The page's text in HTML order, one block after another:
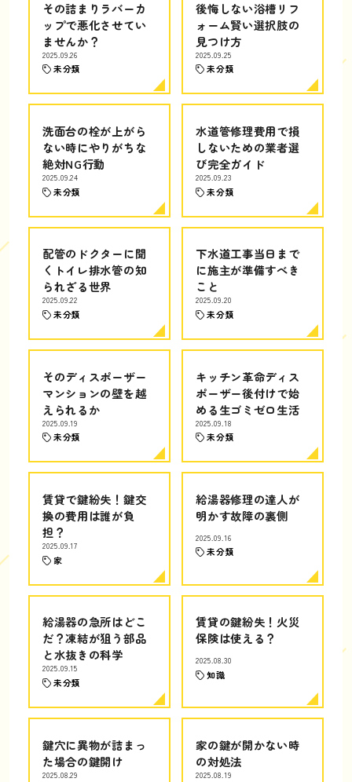
その詰まりラバーカ
ップで悪化させてい
ませんか？
2025.09.26
未分類
後悔しない浴槽リフ
ォーム賢い選択肢の
見つけ方
2025.09.25
未分類
洗面台の栓が上がら
ない時にやりがちな
絶対NG行動
2025.09.24
未分類
水道管修理費用で損
しないための業者選
び完全ガイド
2025.09.23
未分類
配管のドクターに聞
くトイレ排水管の知
られざる世界
2025.09.22
未分類
下水道工事当日まで
に施主が準備すべき
こと
2025.09.20
未分類
そのディスポーザー
マンションの壁を越
えられるか
2025.09.19
未分類
キッチン革命ディス
ポーザー後付けで始
める生ゴミゼロ生活
2025.09.18
未分類
賃貸で鍵紛失！鍵交
換の費用は誰が負
担？
2025.09.17
家
給湯器修理の達人が
明かす故障の裏側
2025.09.16
未分類
給湯器の急所はどこ
だ？凍結が狙う部品
と水抜きの科学
2025.09.15
未分類
賃貸の鍵紛失！火災
保険は使える？
2025.08.30
知識
鍵穴に異物が詰まっ
た場合の鍵開け
2025.08.29
家の鍵が開かない時
の対処法
2025.08.19